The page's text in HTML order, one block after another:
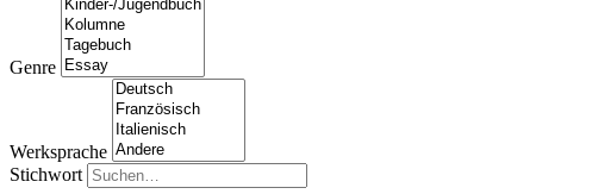
Genre
Werksprache
Stichwort